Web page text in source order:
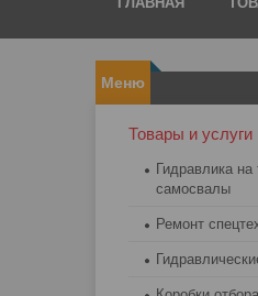
Товары и услуги
Гидравлика на
самосвалы
Ремонт